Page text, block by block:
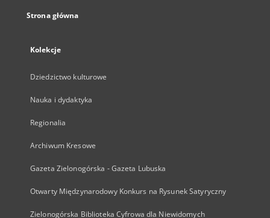
Strona główna
Kolekcje
Dziedzictwo kulturowe
Nauka i dydaktyka
Regionalia
Archiwum Kresowe
Gazeta Zielonogórska - Gazeta Lubuska
Otwarty Międzynarodowy Konkurs na Rysunek Satyryczny
Zielonogórska Biblioteka Cyfrowa dla Niewidomych